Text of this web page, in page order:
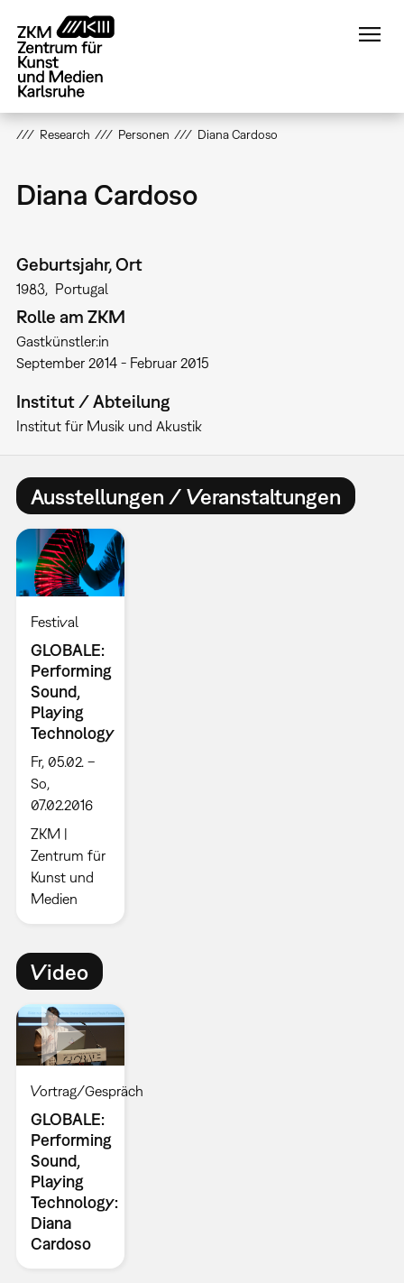
zum
Inhalt
Research Personen Diana Cardoso
Diana Cardoso
Geburtsjahr, Ort
1983 Portugal
Rolle am ZKM
Gastkünstler:in
September 2014 - Februar 2015
Institut / Abteilung
Institut für Musik und Akustik
Ausstellungen / Veranstaltungen
Festival
GLOBALE:
Performing
Sound,
Playing
Technology
Fr, 05.02. –
So,
07.02.2016
ZKM |
Zentrum für
Kunst und
Medien
Video
Vortrag/Gespräch
GLOBALE:
Performing
Sound,
Playing
Technology:
Diana
Cardoso